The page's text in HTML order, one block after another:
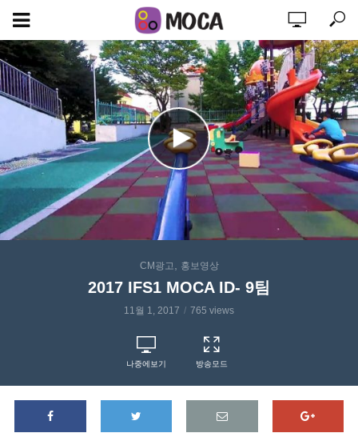
CM광고 홍보영상
2017 IFS1 MOCA ID- 9팀
11월 1, 2017 765 views
나중에보기 방송모드